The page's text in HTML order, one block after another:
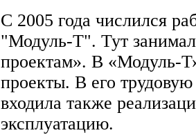
С 2005 года числился
"Модуль-Т". Тут
проектам». В «Модуль-
проекты. В его
входила также
эксплуатацию.